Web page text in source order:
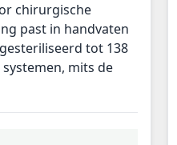
chirurgische
past in handvaten
tot 138
systemen, mits de